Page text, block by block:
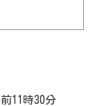
11時30分